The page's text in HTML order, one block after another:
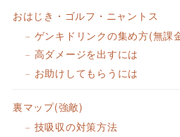
おはじき・ゴルフ・ニャントス
ゲンキドリンクの集め方(無課
高ダメージを出すには
お助けしてもらうには
裏マップ(強敵)
技吸収の対策方法